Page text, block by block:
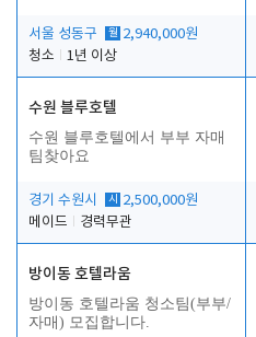
서울 성동구 월 2,940,000원
청소
1년 이상
수원 블루호텔
수원 블루호텔에서 부부 자매
팀찾아요
경기 수원시 시
2,500,000원
메이드
경력무관
방이동 호텔라움
방이동 호텔라움 청소팀(부부/
자매) 모집합니다.